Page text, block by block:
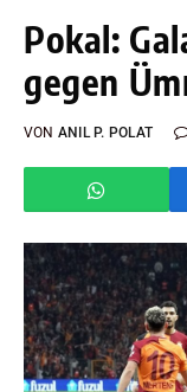
Pokal:
gegen
VON ANIL P. POLAT